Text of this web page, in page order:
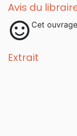
Avis du
sentiment_satisfied Cet
Extrait